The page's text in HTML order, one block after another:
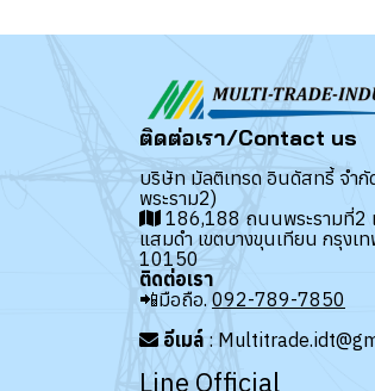
ติดต่อเรา/Contact us
บริษัท มัลติเทรด อินดัสทรี้ จำกั
พระราม2)
186,188 ถนนพระรามที่2
แสมดำ เขตบางขุนเทียน กรุงเ
10150
ติดต่อเรา
📲มือถือ. 092-789-7850
อีเมล์ :
Line Official